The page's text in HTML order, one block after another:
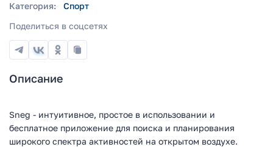
Категория:
Спорт
Поделиться в соцсетях
Описание
Sneg - интуитивное, простое в использовании и
бесплатное приложение для поиска и планирования
широкого спектра активностей на открытом воздухе.